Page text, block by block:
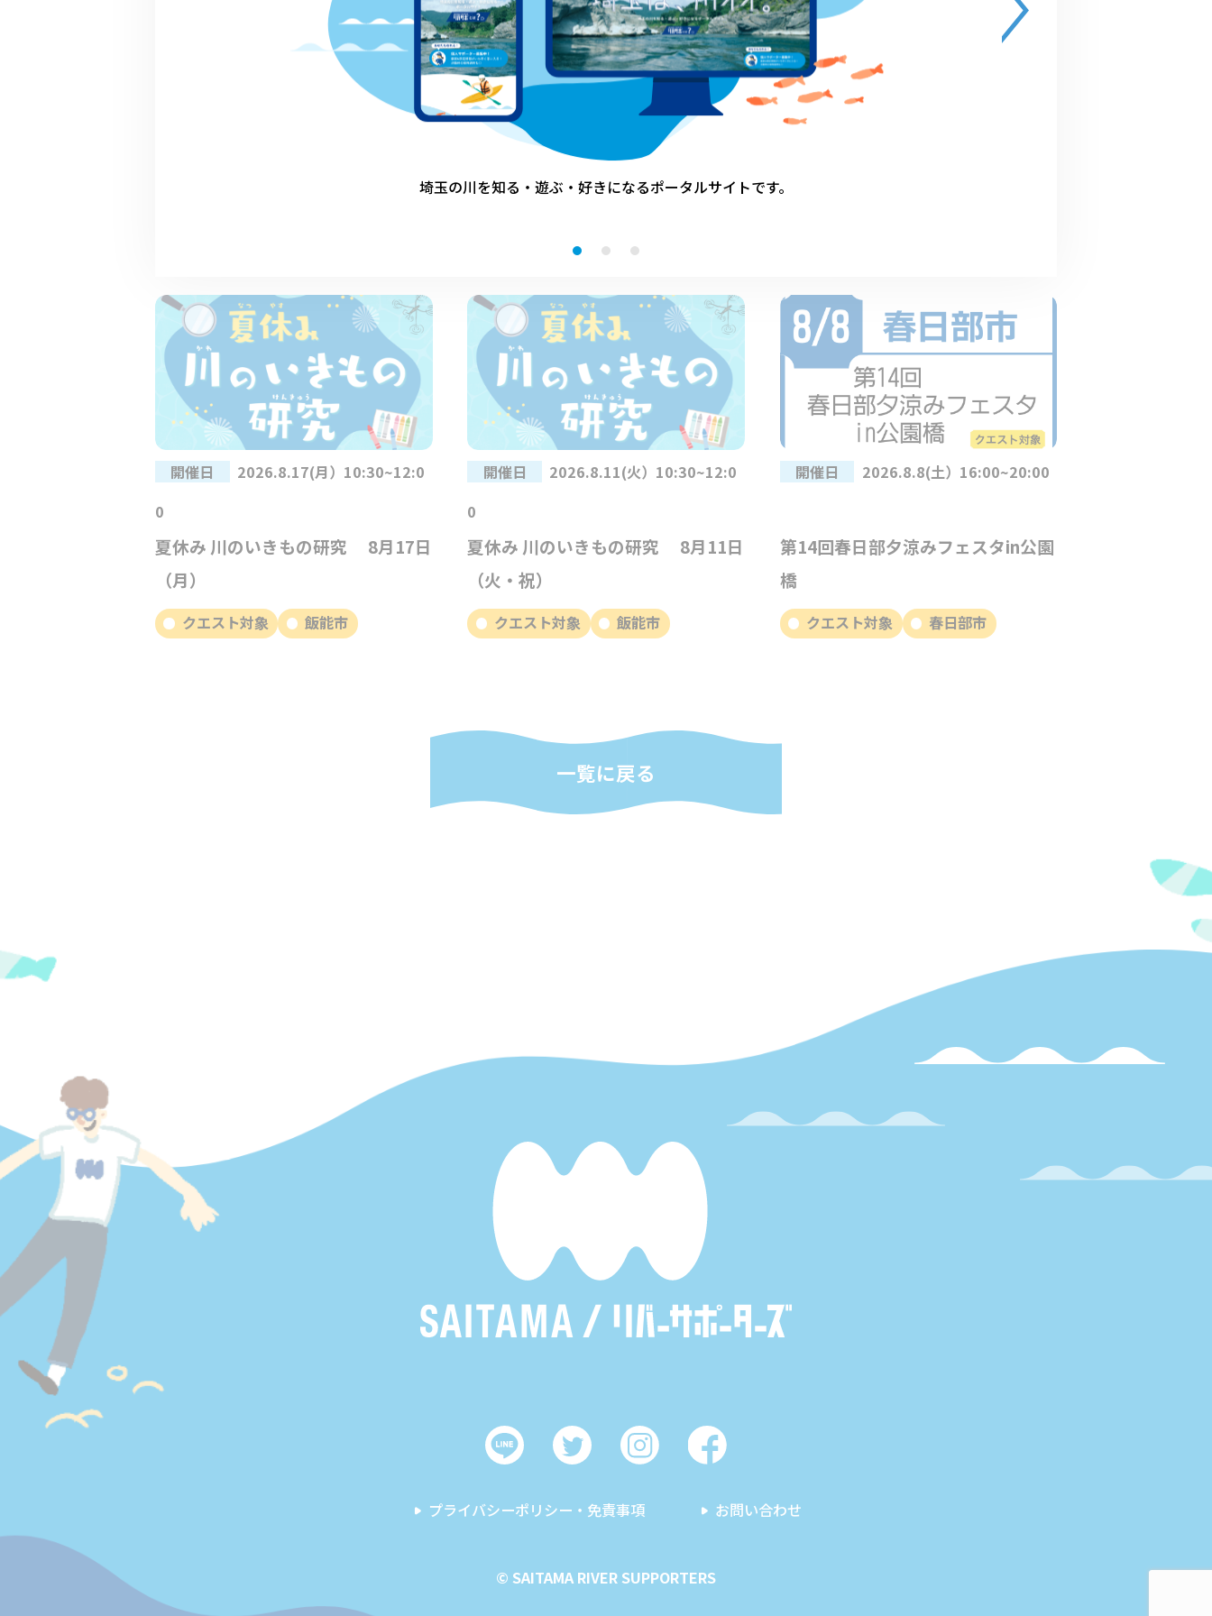
九十川 釣り 魚取り
開催日
2026.8.17(月）10:30~12:0
0
夏休み 川のいきもの研究 8月17日
（月）
クエスト対象 飯能市
開催日
2026.8.11(火）10:30~12:0
0
夏休み 川のいきもの研究 8月11日
（火・祝）
クエスト対象 飯能市
開催日 2026.8.8(土）16:00~20:00
第14回春日部夕涼みフェスタin公園
橋
クエスト対象 春日部市
一覧に戻る
プライバシーポリシー・免責事項 お問い合わせ
© SAITAMA RIVER SUPPORTERS
埼玉の川を知る・遊ぶ・好きになるポータルサイトです。